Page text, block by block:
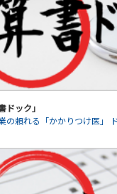
ドック」
の頼れる「かかりつけ医」